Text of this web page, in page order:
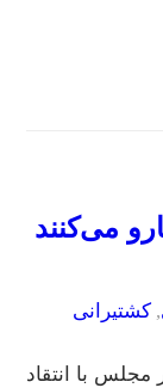
می‌کنند
, کشتیرانی
با انتقاد